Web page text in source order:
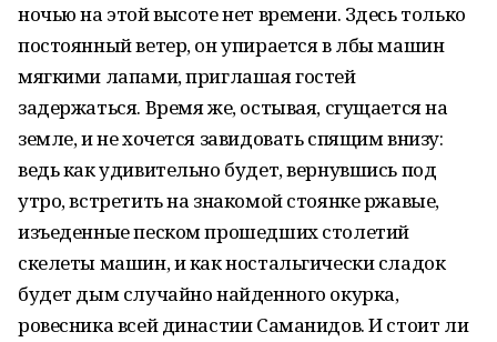
ночью на этой высоте нет времени. Здесь только
постоянный ветер, он упирается в лбы машин
мягкими лапами, приглашая гостей
задержаться. Время же, остывая, сгущается на
земле, и не хочется завидовать спящим внизу:
ведь как удивительно будет, вернувшись под
утро, встретить на знакомой стоянке ржавые,
изъеденные песком прошедших столетий
скелеты машин, и как ностальгически сладок
будет дым случайно найденного окурка,
ровесника всей династии Саманидов. И стоит ли